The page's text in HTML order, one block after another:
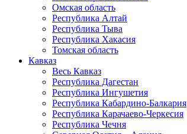
Омская область
Республика Алтай
Республика Тыва
Республика Хакасия
Томская область
Кавказ
Весь Кавказ
Республика Дагестан
Республика Ингушетия
Республика Кабардино-Балкария
Республика Карачаево-Черкесия
Республика Чечня